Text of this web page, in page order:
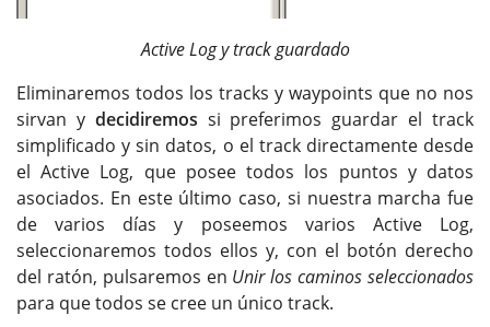
Active Log y track guardado
Eliminaremos todos los tracks y waypoints que no nos
sirvan y decidiremos si preferimos guardar el track
simplificado y sin datos, o el track directamente desde
el Active Log, que posee todos los puntos y datos
asociados. En este último caso, si nuestra marcha fue
de varios días y poseemos varios Active Log,
seleccionaremos todos ellos y, con el botón derecho
del ratón, pulsaremos en Unir los caminos seleccionados
para que todos se cree un único track.